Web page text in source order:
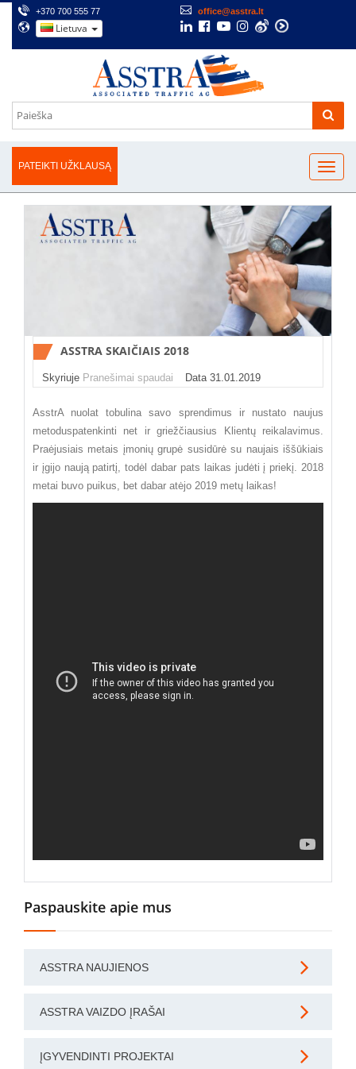
+370 700 555 77 office@asstra.lt
Lietuva
PATEIKTI UŽKLAUSĄ
ASSTRA SKAIČIAIS 2018
Skyriuje Pranešimai spaudai Data 31.01.2019
AsstrA nuolat tobulina savo sprendimus ir nustato naujus
metoduspatenkinti net ir griežčiausius Klientų reikalavimus.
Praėjusiais metais įmonių grupė susidūrė su naujais iššūkiais
ir įgijo naują patirtį, todėl dabar pats laikas judėti į priekį. 2018
metai buvo puikus, bet dabar atėjo 2019 metų laikas!
Paspauskite apie mus
ASSTRA NAUJIENOS
ASSTRA VAIZDO ĮRAŠAI
ĮGYVENDINTI PROJEKTAI